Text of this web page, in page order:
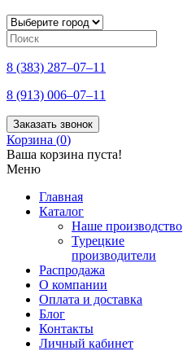
8 (383) 287–07–11
8 (913) 006–07–11
Заказать звонок
Корзина (0)
Ваша корзина пуста!
Меню
Главная
Каталог
Наше производство
Турецкие
производители
Распродажа
О компании
Оплата и доставка
Блог
Контакты
Личный кабинет